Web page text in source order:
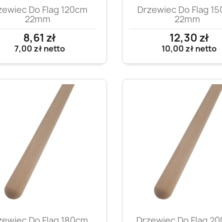
Szybki podgląd
Do Flag 120cm
22mm
8,61 zł
7,00 zł netto
Szybki
Drzewiec Do Flag
22mm
12,30 zł
10,00 złnetto
Szybki podgląd Szybki